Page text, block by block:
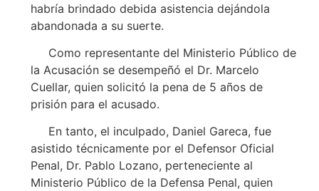
habría brindado debida asistencia dejándola
abandonada a su suerte.
Como representante del Ministerio Público de
la Acusación se desempeñó el Dr. Marcelo
Cuellar, quien solicitó la pena de 5 años de
prisión para el acusado.
En tanto, el inculpado, Daniel Gareca, fue
asistido técnicamente por el Defensor Oficial
Penal, Dr. Pablo Lozano, perteneciente al
Ministerio Público de la Defensa Penal, quien